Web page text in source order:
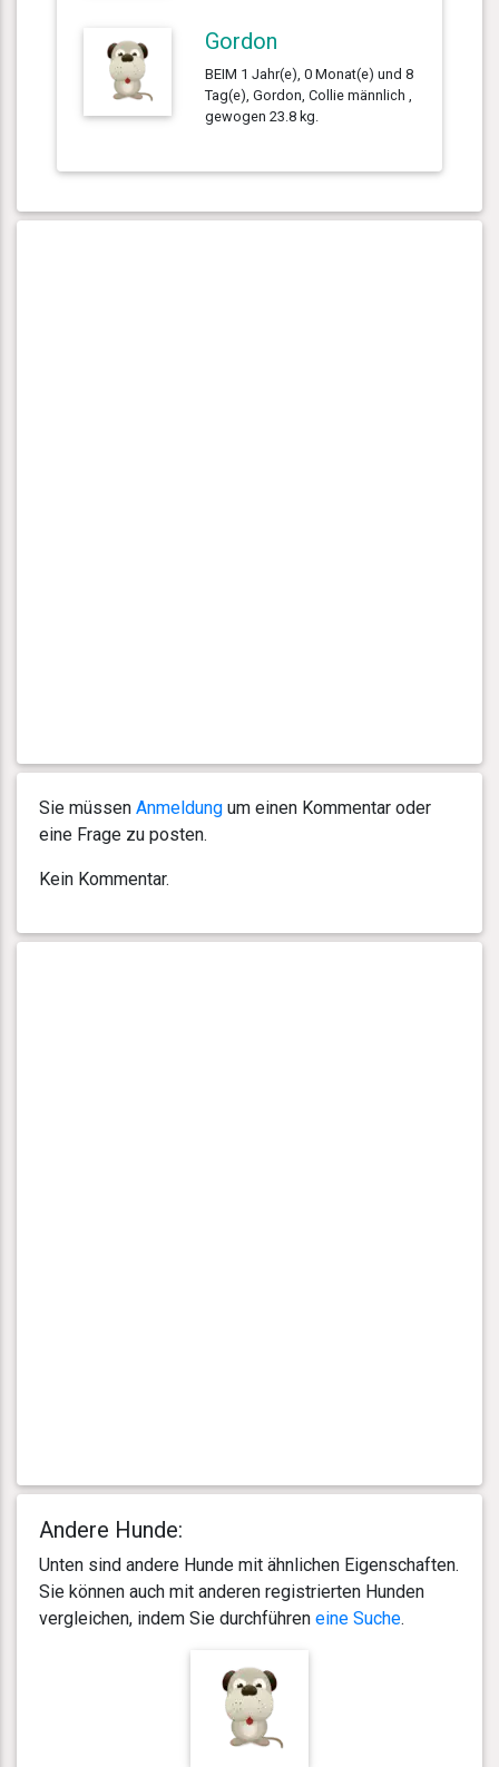
Gordon
BEIM 1 Jahr(e), 0 Monat(e) und 8
Tag(e), Gordon, Collie männlich ,
gewogen 23.8 kg.
Sie müssen Anmeldung um einen Kommentar oder
eine Frage zu posten.
Kein Kommentar.
Andere Hunde:
Unten sind andere Hunde mit ähnlichen Eigenschaften.
Sie können auch mit anderen registrierten Hunden
vergleichen, indem Sie durchführen eine Suche.